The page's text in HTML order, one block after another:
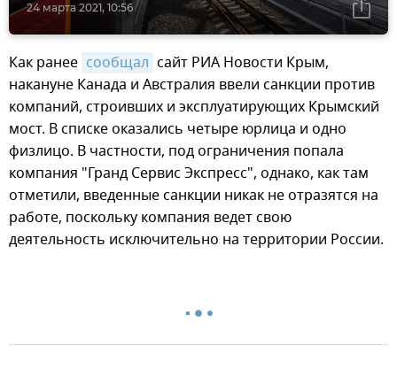
24 марта 2021, 10:56
Как ранее сообщал сайт РИА Новости Крым,
накануне Канада и Австралия ввели санкции против
компаний, строивших и эксплуатирующих Крымский
мост. В списке оказались четыре юрлица и одно
физлицо. В частности, под ограничения попала
компания "Гранд Сервис Экспресс", однако, как там
отметили, введенные санкции никак не отразятся на
работе, поскольку компания ведет свою
деятельность исключительно на территории России.